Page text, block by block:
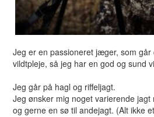
Jeg er en passioneret jæger, som går
vildtpleje, så jeg har en god og sund
Jeg går på hagl og riffeljagt.
Jeg ønsker mig noget varierende
og gerne en sø til andejagt. (Alt ikke